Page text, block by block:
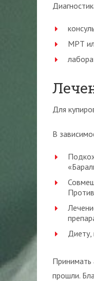
МРТ
Для
В
Диету,
Принимать
прошли.